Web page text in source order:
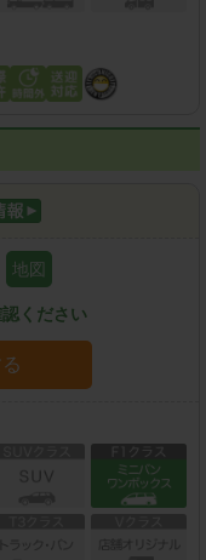
地図
ください